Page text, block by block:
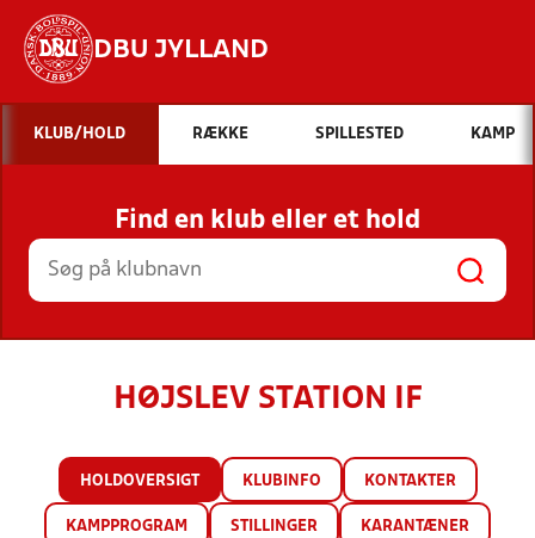
DBU JYLLAND
Hvad vil du søge efter?
INDHOLD OG NYHEDER
STILLINGER, RESULTATER, KLUBBER OG
HOLD
KLUB/HOLD RÆKKE SPILLESTED KAMP
Find en klub eller et hold
HØJSLEV STATION IF
HOLDOVERSIGT KLUBINFO KONTAKTER
KAMPPROGRAM STILLINGER KARANTÆNER